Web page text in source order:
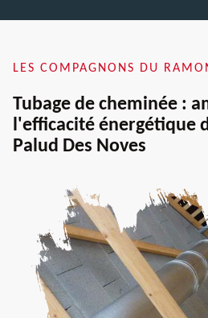
LES COMPAGNONS DU
Tubage de cheminée :
l'efficacité énergétique
Palud Des Noves